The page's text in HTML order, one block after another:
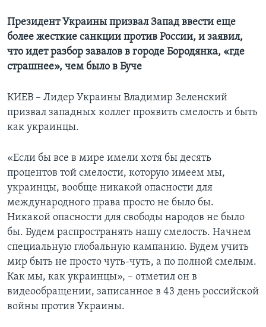
Президент Украины призвал Запад ввести еще
более жесткие санкции против России, и заявил,
что идет разбор завалов в городе Бородянка, «где
страшнее», чем было в Буче
КИЕВ – Лидер Украины Владимир Зеленский
призвал западных коллег проявить смелость и быть
как украинцы.
«Если бы все в мире имели хотя бы десять
процентов той смелости, которую имеем мы,
украинцы, вообще никакой опасности для
международного права просто не было бы.
Никакой опасности для свободы народов не было
бы. Будем распространять нашу смелость. Начнем
специальную глобальную кампанию. Будем учить
мир быть не просто чуть-чуть, а по полной смелым.
Как мы, как украинцы», – отметил он в
видеообращении, записанное в 43 день российской
войны против Украины.